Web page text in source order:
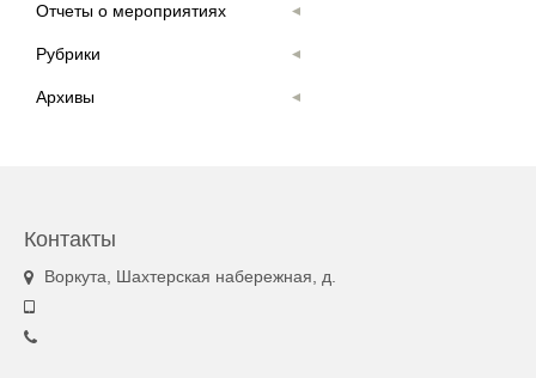
Отчеты о мероприятиях
Рубрики
Архивы
Контакты
Воркута, Шахтерская набережная, д.